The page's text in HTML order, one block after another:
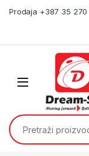
Prodaja +387 35 270
Pretraži: